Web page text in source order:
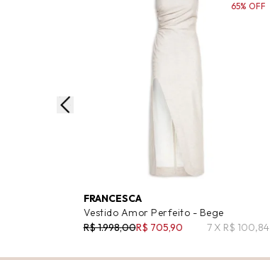
FRANCESCA
Vestido Amor Perfeito - Bege
R$ 1.998,00R$ 705,90 7 X R$ 100,84
65% OFF